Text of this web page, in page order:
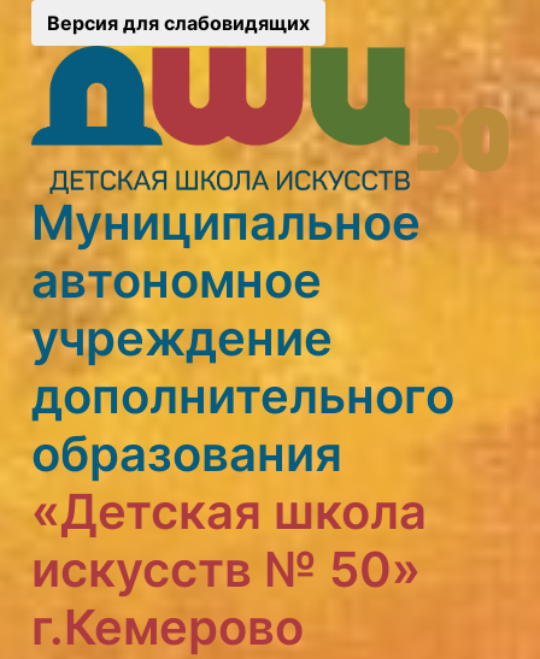
Версия для слабовидящих
Муниципальное
автономное
учреждение
дополнительного
образования
«Детская школа
искусств № 50»
г.Кемерово